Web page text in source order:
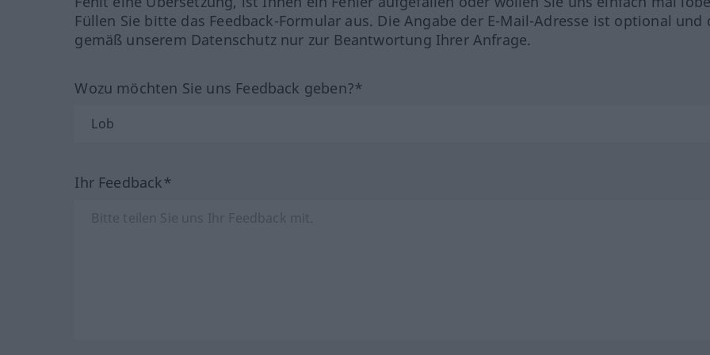
Füllen Sie bitte das Feedback-Formular aus. Die Angabe der E-Mail-Adresse ist optional und
gemäß unserem Datenschutz nur zur Beantwortung Ihrer Anfrage.
Wozu möchten Sie uns Feedback geben?*
Ihr Feedback*